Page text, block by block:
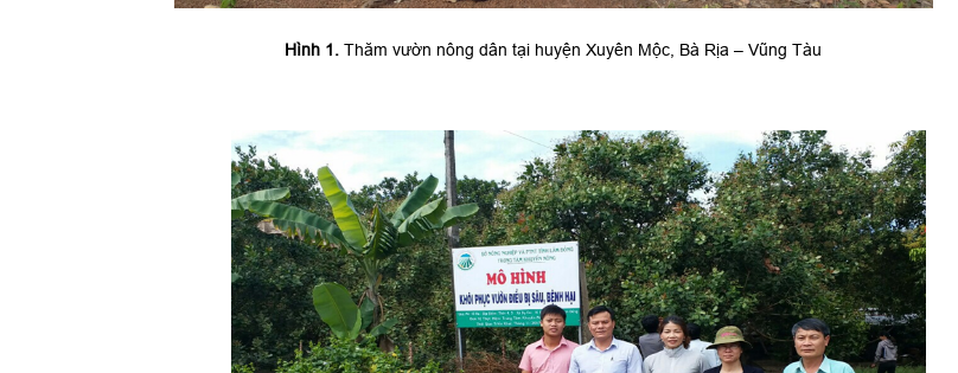
Hình 1. Thăm vườn nông dân tại huyện Xuyên Mộc, Bà Rịa – Vũng Tàu